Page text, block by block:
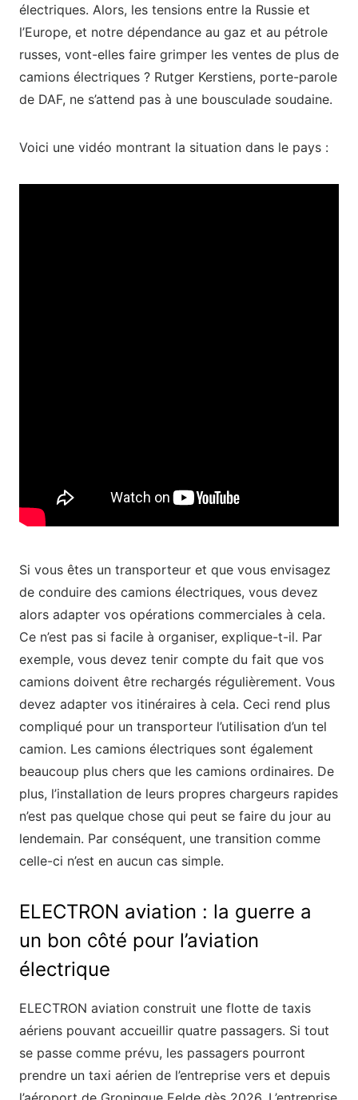
électriques. Alors, les tensions entre la Russie et
l’Europe, et notre dépendance au gaz et au pétrole
russes, vont-elles faire grimper les ventes de plus de
camions électriques ? Rutger Kerstiens, porte-parole
de DAF, ne s’attend pas à une bousculade soudaine.
Voici une vidéo montrant la situation dans le pays :
Si vous êtes un transporteur et que vous envisagez
de conduire des camions électriques, vous devez
alors adapter vos opérations commerciales à cela.
Ce n’est pas si facile à organiser, explique-t-il. Par
exemple, vous devez tenir compte du fait que vos
camions doivent être rechargés régulièrement. Vous
devez adapter vos itinéraires à cela. Ceci rend plus
compliqué pour un transporteur l’utilisation d’un tel
camion. Les camions électriques sont également
beaucoup plus chers que les camions ordinaires. De
plus, l’installation de leurs propres chargeurs rapides
n’est pas quelque chose qui peut se faire du jour au
lendemain. Par conséquent, une transition comme
celle-ci n’est en aucun cas simple.
ELECTRON aviation : la guerre a
un bon côté pour l’aviation
électrique
ELECTRON aviation construit une flotte de taxis
aériens pouvant accueillir quatre passagers. Si tout
se passe comme prévu, les passagers pourront
prendre un taxi aérien de l’entreprise vers et depuis